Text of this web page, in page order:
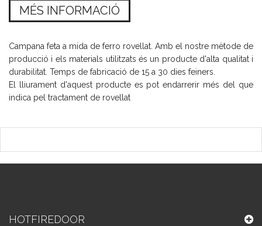
MÉS INFORMACIÓ
Campana feta a mida de ferro rovellat. Amb el nostre mètode de
producció i els materials utilitzats és un producte d'alta qualitat i
durabilitat. Temps de fabricació de 15 a 30 dies feiners.
El lliurament d'aquest producte es pot endarrerir més del que
indica pel tractament de rovellat
HOTFIREDOOR